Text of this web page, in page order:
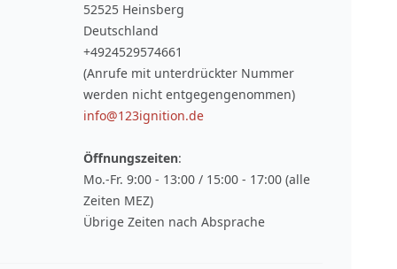
52525 Heinsberg
Deutschland
+4924529574661
(Anrufe mit unterdrückter Nummer
werden nicht entgegengenommen)
info@123ignition.de
Öffnungszeiten:
Mo.-Fr. 9:00 - 13:00 / 15:00 - 17:00 (alle
Zeiten MEZ)
Übrige Zeiten nach Absprache